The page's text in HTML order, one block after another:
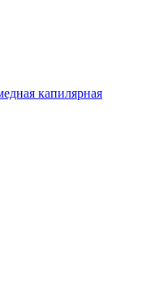
капилярная